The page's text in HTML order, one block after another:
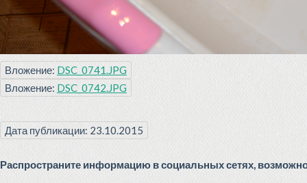
Вложение: DSC_0741.JPG
Вложение: DSC_0742.JPG
Дата публикации: 23.10.2015
Распространите информацию в социальных сетях,